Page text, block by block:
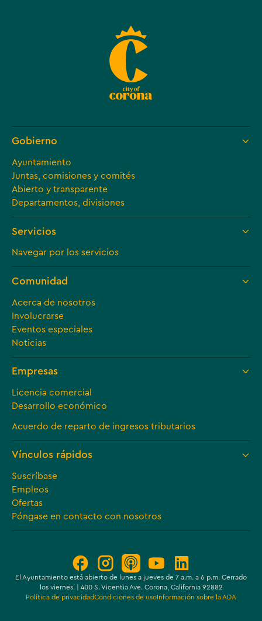
Gobierno
Ayuntamiento
Juntas, comisiones y comités
Abierto y transparente
Departamentos, divisiones
Servicios
Navegar por los servicios
Comunidad
Acerca de nosotros
Involucrarse
Eventos especiales
Noticias
Empresas
Licencia comercial
Desarrollo económico
Acuerdo de reparto de ingresos tributarios
Vínculos rápidos
Suscríbase
Empleos
Ofertas
Póngase en contacto con nosotros
Política de privacidadCondiciones de usoInformación sobre la ADA
El Ayuntamiento está abierto de lunes a jueves de 7 a.m. a 6 p.m. Cerrado
los viernes. | 400 S. Vicentia Ave. Corona, California 92882